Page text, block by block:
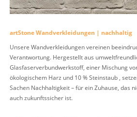
artStone Wandverkleidungen | nachhaltig
Unsere Wandverkleidungen vereinen
Verantwortung. Hergestellt aus
Glasfaserverbundwerkstoff, einer Mischung
ökologischem Harz und 10 % Steinstaub ,
Sachen Nachhaltigkeit – für ein Zuhause, das
auch zukunftssicher ist.